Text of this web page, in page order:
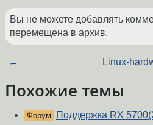
Вы не можете добавлять
перемещена в архив.
← Linux-
Похожие темы
Форум Поддержка RX